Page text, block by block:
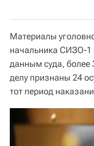
Материалы
начальника СИЗО-1
данным суда,
делу признаны 24
тот период